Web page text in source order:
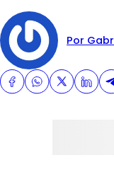
Por